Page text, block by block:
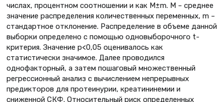
числах, процентном соотношении и как M±m. М – среднее
значение распределения количественных переменных, m –
стандартное отклонение. Распределение в объеме данной
выборки определено с помощью одновыборочного t-
критерия. Значение p<0,05 оценивалось как
статистически значимое. Далее проводился
однофакторный, а затем пошаговый множественный
регрессионный анализ с вычислением непрерывных
предикторов для протеинурии, креатининемии и
сниженной СКФ. Относительный риск определенных